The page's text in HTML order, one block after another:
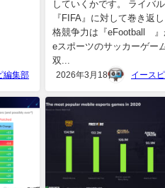
編集部
していくかです。 ライバル
『FIFA』に対して巻き返
格競争力は『eFootball™』
eスポーツのサッカーゲー
双...
2026年3月18日 イース